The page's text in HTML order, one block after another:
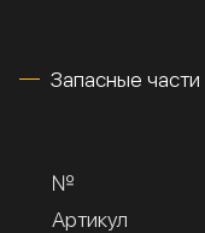
Запасные части
№
Артикул